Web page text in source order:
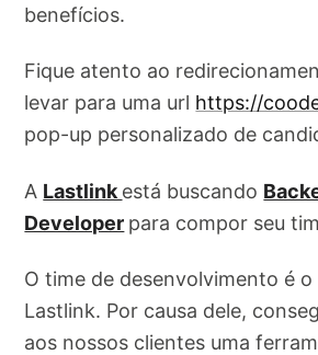
benefícios.
Fique atento ao
levar para uma url https://
pop-up personalizado de
A Lastlink está buscando
Developer para compor seu
O time de desenvolvimento é
Lastlink. Por causa dele,
aos nossos clientes uma